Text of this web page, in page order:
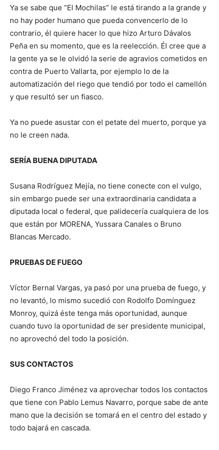
Ya se sabe que “El Mochilas” le está tirando a la grande y
no hay poder humano que pueda convencerlo de lo
contrario, él quiere hacer lo que hizo Arturo Dávalos
Peña en su momento, que es la reelección. Él cree que a
la gente ya se le olvidó la serie de agravios cometidos en
contra de Puerto Vallarta, por ejemplo lo de la
automatización del riego que tendió por todo el camellón
y que resultó ser un fiasco.
Ya no puede asustar con el petate del muerto, porque ya
no le creen nada.
SERÍA BUENA DIPUTADA
Susana Rodríguez Mejía, no tiene conecte con el vulgo,
sin embargo puede ser una extraordinaria candidata a
diputada local o federal, que palidecería cualquiera de los
que están por MORENA, Yussara Canales o Bruno
Blancas Mercado.
PRUEBAS DE FUEGO
Víctor Bernal Vargas, ya pasó por una prueba de fuego, y
no levantó, lo mismo sucedió con Rodolfo Domínguez
Monroy, quizá éste tenga más oportunidad, aunque
cuando tuvo la oportunidad de ser presidente municipal,
no aprovechó del todo la posición.
SUS CONTACTOS
Diego Franco Jiménez va aprovechar todos los contactos
que tiene con Pablo Lemus Navarro, porque sabe de ante
mano que la decisión se tomará en el centro del estado y
todo bajará en cascada.